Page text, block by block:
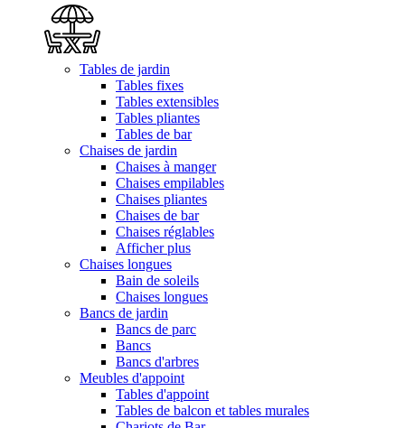
Tables de jardin
Tables fixes
Tables extensibles
Tables pliantes
Tables de bar
Chaises de jardin
Chaises à manger
Chaises empilables
Chaises pliantes
Chaises de bar
Chaises réglables
Afficher plus
Chaises longues
Bain de soleils
Chaises longues
Bancs de jardin
Bancs de parc
Bancs
Bancs d'arbres
Meubles d'appoint
Tables d'appoint
Tables de balcon et tables murales